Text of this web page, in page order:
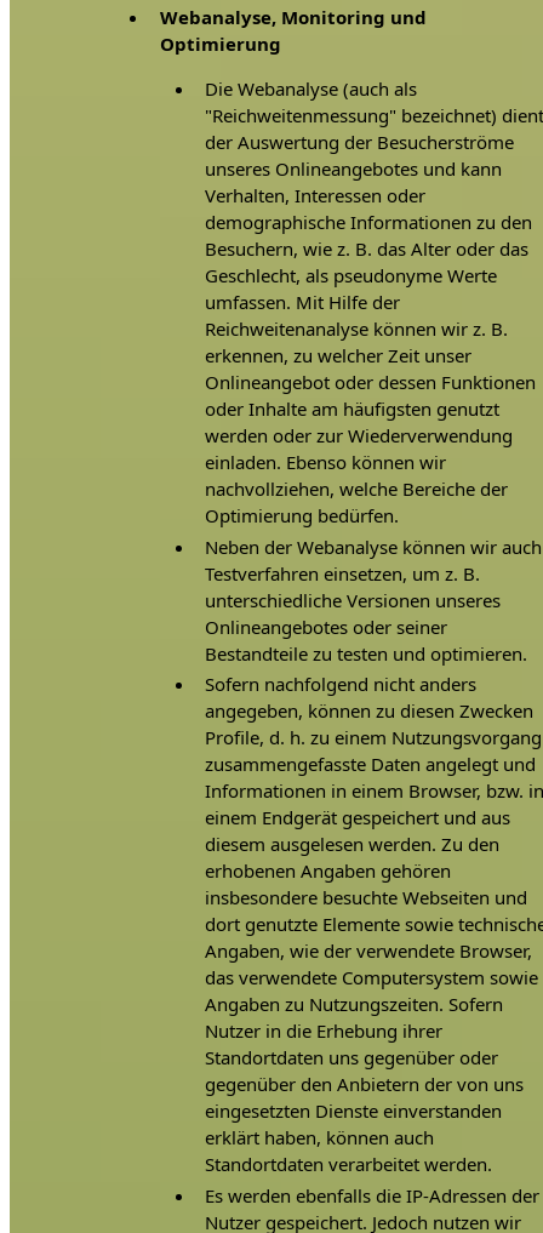
Webanalyse, Monitoring und
Optimierung
Die Webanalyse (auch als
"Reichweitenmessung" bezeichnet)
der Auswertung der Besucherströme
unseres Onlineangebotes und kann
Verhalten, Interessen oder
demographische Informationen zu den
Besuchern, wie z. B. das Alter oder das
Geschlecht, als pseudonyme Werte
umfassen. Mit Hilfe der
Reichweitenanalyse können wir z. B.
erkennen, zu welcher Zeit unser
Onlineangebot oder dessen Funktionen
oder Inhalte am häufigsten genutzt
werden oder zur Wiederverwendung
einladen. Ebenso können wir
nachvollziehen, welche Bereiche der
Optimierung bedürfen.
Neben der Webanalyse können wir auch
Testverfahren einsetzen, um z. B.
unterschiedliche Versionen unseres
Onlineangebotes oder seiner
Bestandteile zu testen und optimieren.
Sofern nachfolgend nicht anders
angegeben, können zu diesen Zwecken
Profile, d. h. zu einem Nutzungsvorgang
zusammengefasste Daten angelegt und
Informationen in einem Browser, bzw.
einem Endgerät gespeichert und aus
diesem ausgelesen werden. Zu den
erhobenen Angaben gehören
insbesondere besuchte Webseiten und
dort genutzte Elemente sowie
Angaben, wie der verwendete Browser,
das verwendete Computersystem sowie
Angaben zu Nutzungszeiten. Sofern
Nutzer in die Erhebung ihrer
Standortdaten uns gegenüber oder
gegenüber den Anbietern der von uns
eingesetzten Dienste einverstanden
erklärt haben, können auch
Standortdaten verarbeitet werden.
Es werden ebenfalls die IP-Adressen der
Nutzer gespeichert. Jedoch nutzen wir